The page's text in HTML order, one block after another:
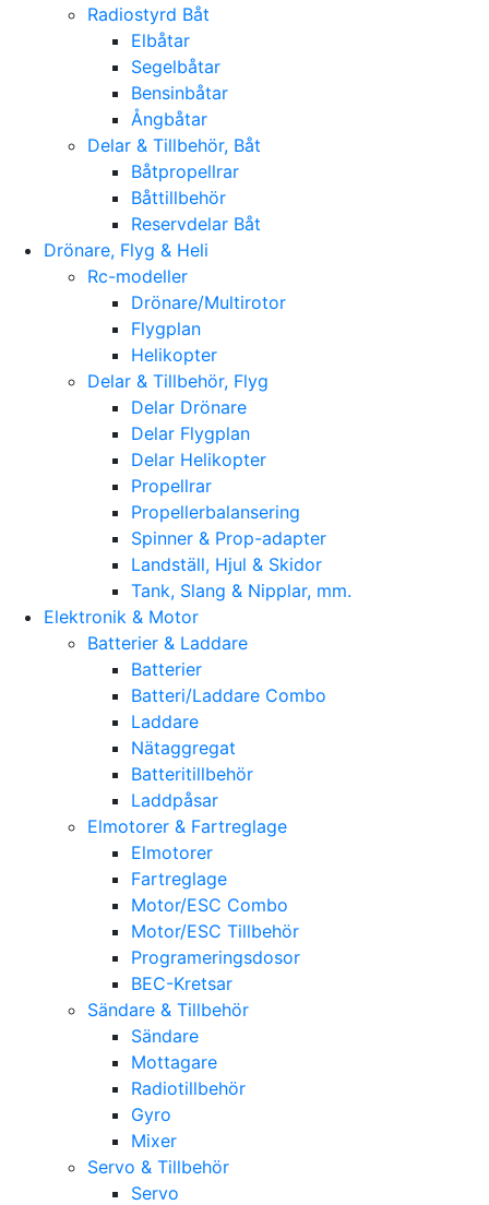
Radiostyrd Båt
Elbåtar
Segelbåtar
Bensinbåtar
Ångbåtar
Delar & Tillbehör, Båt
Båtpropellrar
Båttillbehör
Reservdelar Båt
Drönare, Flyg & Heli
Rc-modeller
Drönare/Multirotor
Flygplan
Helikopter
Delar & Tillbehör, Flyg
Delar Drönare
Delar Flygplan
Delar Helikopter
Propellrar
Propellerbalansering
Spinner & Prop-adapter
Landställ, Hjul & Skidor
Tank, Slang & Nipplar, mm.
Elektronik & Motor
Batterier & Laddare
Batterier
Batteri/Laddare Combo
Laddare
Nätaggregat
Batteritillbehör
Laddpåsar
Elmotorer & Fartreglage
Elmotorer
Fartreglage
Motor/ESC Combo
Motor/ESC Tillbehör
Programeringsdosor
BEC-Kretsar
Sändare & Tillbehör
Sändare
Mottagare
Radiotillbehör
Gyro
Mixer
Servo & Tillbehör
Servo